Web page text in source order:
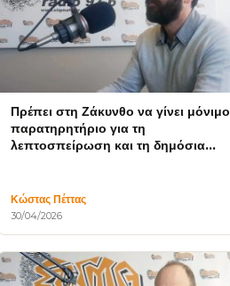
Πρέπει στη Ζάκυνθο να γίνει μόνιμο
παρατηρητήριο για τη
λεπτοσπείρωση και τη δημόσια
Κώστας Πέττας
30/04/2026